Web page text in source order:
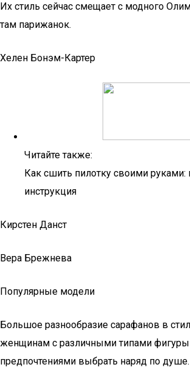
Их стиль сейчас смещает с модного
там парижанок.
Хелен Бонэм-Картер
Читайте также:
Как сшить пилотку своими руками:
инструкция
Кирстен Данст
Вера Брежнева
Популярные модели
Большое разнообразие сарафанов в
женщинам с различными типами
предпочтениями выбрать наряд по